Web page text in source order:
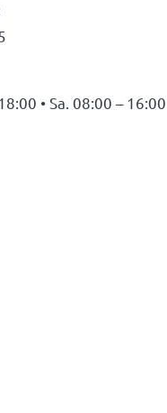
• Sa. 08:00 –